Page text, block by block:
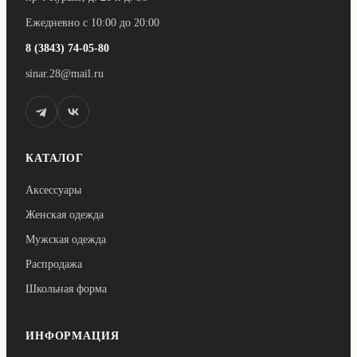
Ежедневно с 10:00 до 20:00
8 (3843) 74-05-80
sinar.28@mail.ru
КАТАЛОГ
Аксессуары
Женская одежда
Мужская одежда
Распродажа
Школьная форма
ИНФОРМАЦИЯ